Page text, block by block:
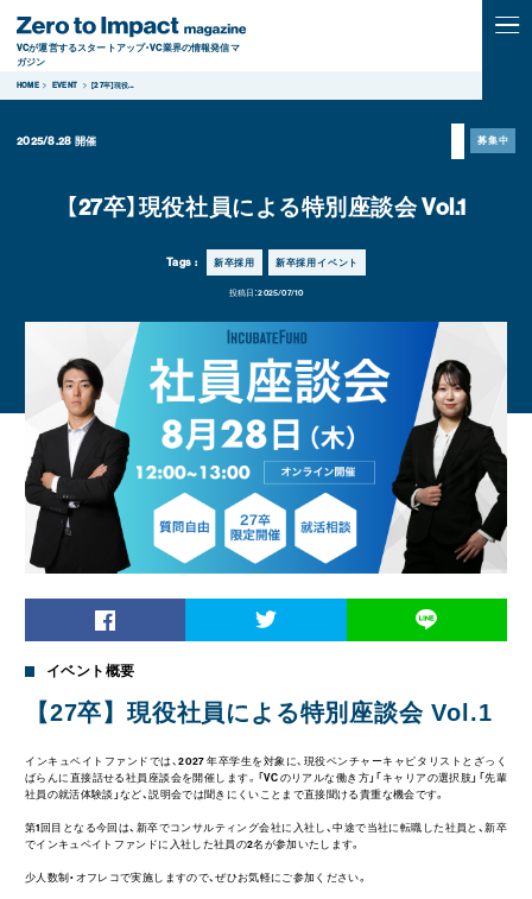
VCが運営するスタートアップ・VC業界の情報発信マ
ガジン
HOME EVENT 【27卒】現役...
2025/8.28 開催 募集中
【27卒】現役社員による特別座談会 Vol.1
Tags : 新卒採用 新卒採用イベント
投稿日：2025/07/10
イベント概要
【27卒】現役社員による特別座談会 Vol.1
インキュベイトファンドでは、2027 年卒学生を対象に、現役ベンチャーキャピタリストとざっく
ばらんに直接話せる社員座談会を開催します。 「VC のリアルな働き方」「キャリアの選択肢」「先輩
社員の就活体験談」など、説明会では聞きにくいことまで直接聞ける貴重な機会です。
第1回目となる今回は、新卒でコンサルティング会社に入社し、中途で当社に転職した社員と、新卒
でインキュベイトファンドに入社した社員の2名が参加いたします。
少人数制・オフレコで実施しますので、ぜひお気軽にご参加ください。